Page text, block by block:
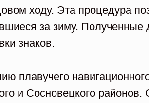
ходу. Эта процедура
за зиму. Полученные
знаков.
плавучего
и Сосновецкого районов.